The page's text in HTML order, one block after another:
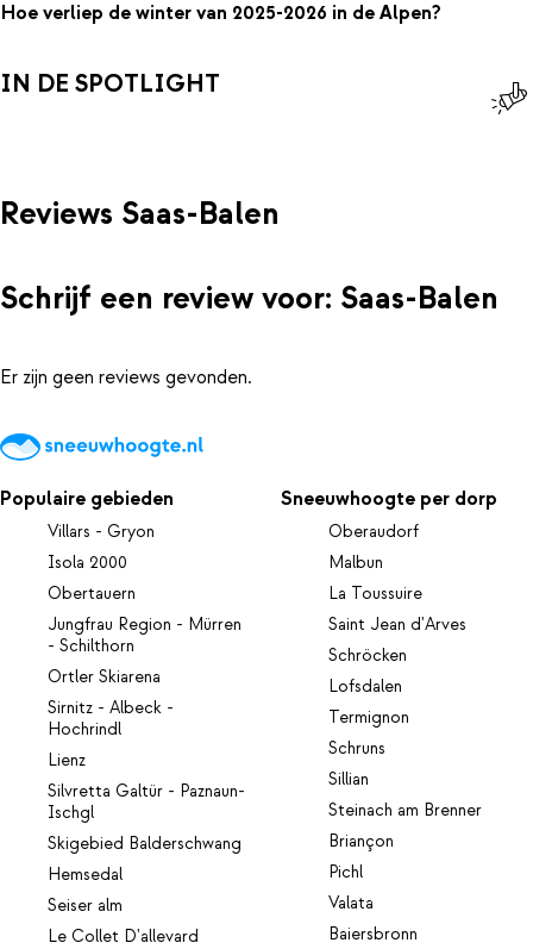
Hoe verliep de winter van 2025-2026 in de Alpen?
IN DE SPOTLIGHT
Reviews Saas-Balen
Schrijf een review voor: Saas-Balen
Er zijn geen reviews gevonden.
Populaire gebieden
Villars - Gryon
Isola 2000
Obertauern
Jungfrau Region - Mürren
- Schilthorn
Ortler Skiarena
Sirnitz - Albeck -
Hochrindl
Lienz
Silvretta Galtür - Paznaun-
Ischgl
Skigebied Balderschwang
Hemsedal
Seiser alm
Le Collet D'allevard
Sneeuwhoogte per dorp
Oberaudorf
Malbun
La Toussuire
Saint Jean d'Arves
Schröcken
Lofsdalen
Termignon
Schruns
Sillian
Steinach am Brenner
Briançon
Pichl
Valata
Baiersbronn